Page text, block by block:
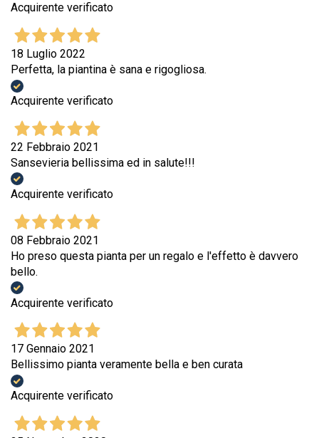
Acquirente verificato
18 Luglio 2022
Perfetta, la piantina è sana e rigogliosa.
Acquirente verificato
22 Febbraio 2021
Sansevieria bellissima ed in salute!!!
Acquirente verificato
08 Febbraio 2021
Ho preso questa pianta per un regalo e l'effetto è davvero
bello.
Acquirente verificato
17 Gennaio 2021
Bellissimo pianta veramente bella e ben curata
Acquirente verificato